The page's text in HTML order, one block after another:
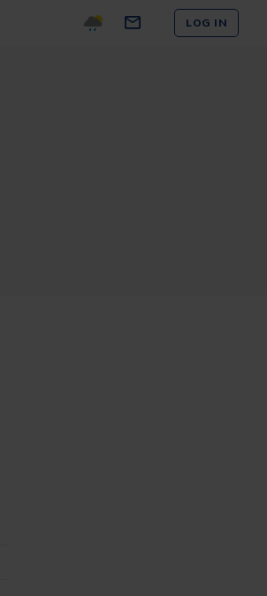
LOG IN